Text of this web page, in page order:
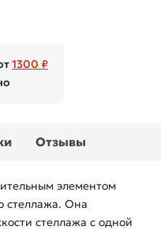
1300 ₽
Отзывы
элементом
стеллажа. Она
стеллажа с одной